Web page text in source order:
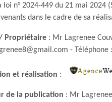
loi n° 2024-449 du 21 mai
dans le cadre de sa
Propriétaire : Mr Lagrenee
- Téléphone
et réalisation :
de la publication : Mr